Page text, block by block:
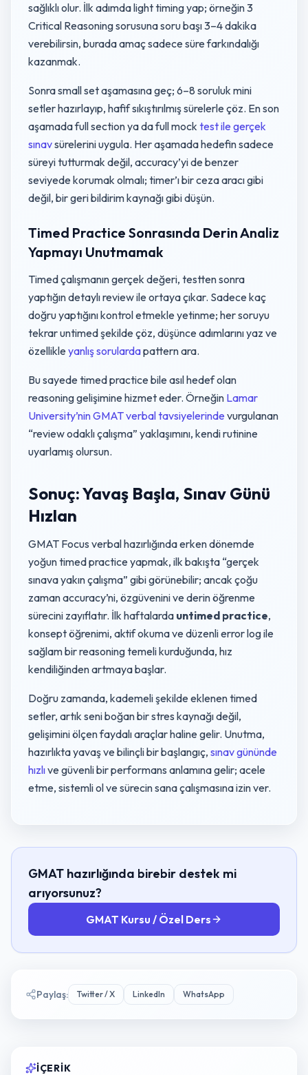
sağlıklı olur. İlk adımda light timing yap; örneğin 3
Critical Reasoning sorusuna soru başı 3–4 dakika
verebilirsin, burada amaç sadece süre farkındalığı
kazanmak.
Sonra small set aşamasına geç; 6–8 soruluk mini
setler hazırlayıp, hafif sıkıştırılmış sürelerle çöz. En son
aşamada full section ya da full mock test ile gerçek
sınavsürelerini uygula. Her aşamada hedefin sadece
süreyi tutturmak değil, accuracy’yi de benzer
seviyede korumak olmalı; timer’ı bir ceza aracı gibi
değil, bir geri bildirim kaynağı gibi düşün.
Timed Practice Sonrasında Derin Analiz
Yapmayı Unutmamak
Timed çalışmanın gerçek değeri, testten sonra
yaptığın detaylı review ile ortaya çıkar. Sadece kaç
doğru yaptığını kontrol etmekle yetinme; her soruyu
tekrar untimed şekilde çöz, düşünce adımlarını yaz ve
özellikle yanlış sorulardapattern ara.
Bu sayede timed practice bile asıl hedef olan
reasoning gelişimine hizmet eder. Örneğin Lamar
University’nin GMAT verbal tavsiyelerinde vurgulanan
“review odaklı çalışma” yaklaşımını, kendi rutinine
uyarlamış olursun.
Sonuç: Yavaş Başla, Sınav Günü
Hızlan
GMAT Focus verbal hazırlığında erken dönemde
yoğun timed practice yapmak, ilk bakışta “gerçek
sınava yakın çalışma” gibi görünebilir; ancak çoğu
zaman accuracy’ni, özgüvenini ve derin öğrenme
sürecini zayıflatır. İlk haftalarda untimed practice,
konsept öğrenimi, aktif okuma ve düzenli error log ile
sağlam bir reasoning temeli kurduğunda, hız
kendiliğinden artmaya başlar.
Doğru zamanda, kademeli şekilde eklenen timed
setler, artık seni boğan bir stres kaynağı değil,
gelişimini ölçen faydalı araçlar haline gelir. Unutma,
hazırlıkta yavaş ve bilinçli bir başlangıç, sınav gününde
hızlıve güvenli bir performans anlamına gelir; acele
etme, sistemli ol ve sürecin sana çalışmasına izin ver.
GMAT hazırlığında birebir destek mi
arıyorsunuz?
GMAT Kursu / Özel Ders
Paylaş: Twitter / X LinkedIn WhatsApp
İÇERIK